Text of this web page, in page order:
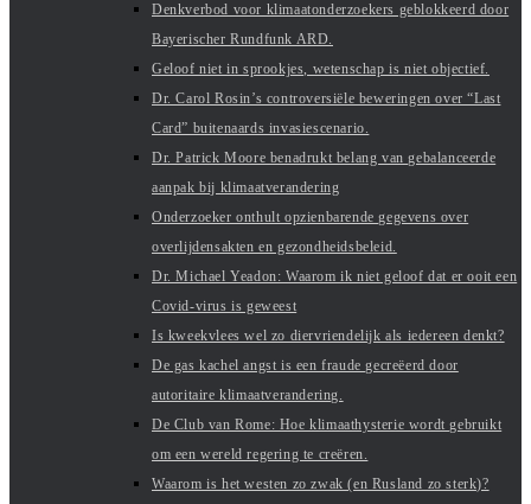
Denkverbod voor klimaatonderzoekers geblokkeerd door
Bayerischer Rundfunk ARD.
Geloof niet in sprookjes, wetenschap is niet objectief.
Dr. Carol Rosin’s controversiële beweringen over “Last
Card” buitenaards invasiescenario.
Dr. Patrick Moore benadrukt belang van gebalanceerde
aanpak bij klimaatverandering
Onderzoeker onthult opzienbarende gegevens over
overlijdensakten en gezondheidsbeleid.
Dr. Michael Yeadon: Waarom ik niet geloof dat er ooit een
Covid-virus is geweest
Is kweekvlees wel zo diervriendelijk als iedereen denkt?
De gas kachel angst is een fraude gecreëerd door
autoritaire klimaatverandering.
De Club van Rome: Hoe klimaathysterie wordt gebruikt
om een wereld regering te creëren.
Waarom is het westen zo zwak (en Rusland zo sterk)?